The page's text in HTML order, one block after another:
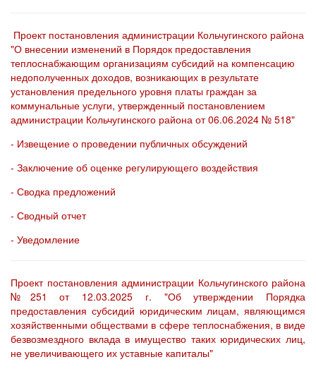
Проект постановления администрации Кольчугинского района
"О внесении изменений в Порядок предоставления
теплоснабжающим организациям субсидий на компенсацию
недополученных доходов, возникающих в результате
установления предельного уровня платы граждан за
коммунальные услуги, утвержденный постановлением
администрации Кольчугинского района от 06.06.2024 № 518"
- Извещение о проведении публичных обсуждений
- Заключение об оценке регулирующего воздействия
- Сводка предложений
- Сводный отчет
- Уведомление
Проект постановления администрации Кольчугинского района
№251 от 12.03.2025 г. "Об утверждении Порядка
предоставления субсидий юридическим лицам, являющимся
хозяйственными обществами в сфере теплоснабжения, в виде
безвозмездного вклада в имущество таких юридических лиц,
не увеличивающего их уставные капиталы"